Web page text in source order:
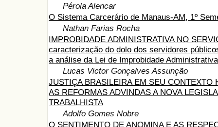
Pérola Alencar
O Sistema Carcerário de Manaus-AM, 1º
Nathan Farias Rocha
IMPROBIDADE ADMINISTRATIVA NO
caracterização do dolo dos servidores
a análise da Lei de Improbidade
Lucas Victor Gonçalves Assunção
JUSTIÇA BRASILEIRA EM SEU CONTEXTO
AS REFORMAS ADVINDAS A NOVA
TRABALHISTA
Adolfo Gomes Nobre
O SENTIMENTO DE ANOMINA E AS